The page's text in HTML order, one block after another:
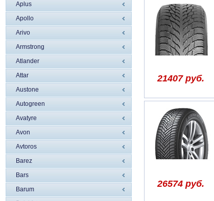
Aplus
Apollo
Arivo
Armstrong
Atlander
Attar
Austone
Autogreen
Avatyre
Avon
Avtoros
Barez
Bars
Barum
21407 руб.
26574 руб.